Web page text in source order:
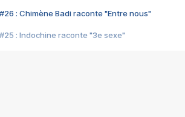
#26 : Chimène Badi raconte "Entre nous"
#25 : Indochine raconte "3e sexe"